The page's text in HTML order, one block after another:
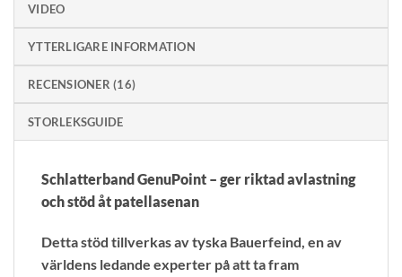
VIDEO
YTTERLIGARE INFORMATION
RECENSIONER (16)
STORLEKSGUIDE
Schlatterband GenuPoint – ger riktad avlastning
och stöd åt patellasenan
Detta stöd tillverkas av tyska Bauerfeind, en av
världens ledande experter på att ta fram